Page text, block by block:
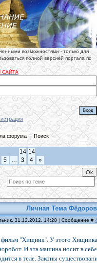
возможностями - только для
полной версией портала по
САЙТА
форума · Поиск·
5 …
14
3
14
4
»
Личная Тема
31.12.2012, 14:28 | Сообщение #
фильм "Хищник". У этого
И эта машина носит в
в теле. Законы